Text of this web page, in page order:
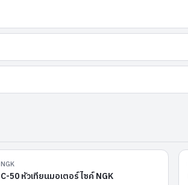
NGK
C-50 หัวเทียนมอเตอร์ไซค์ NGK